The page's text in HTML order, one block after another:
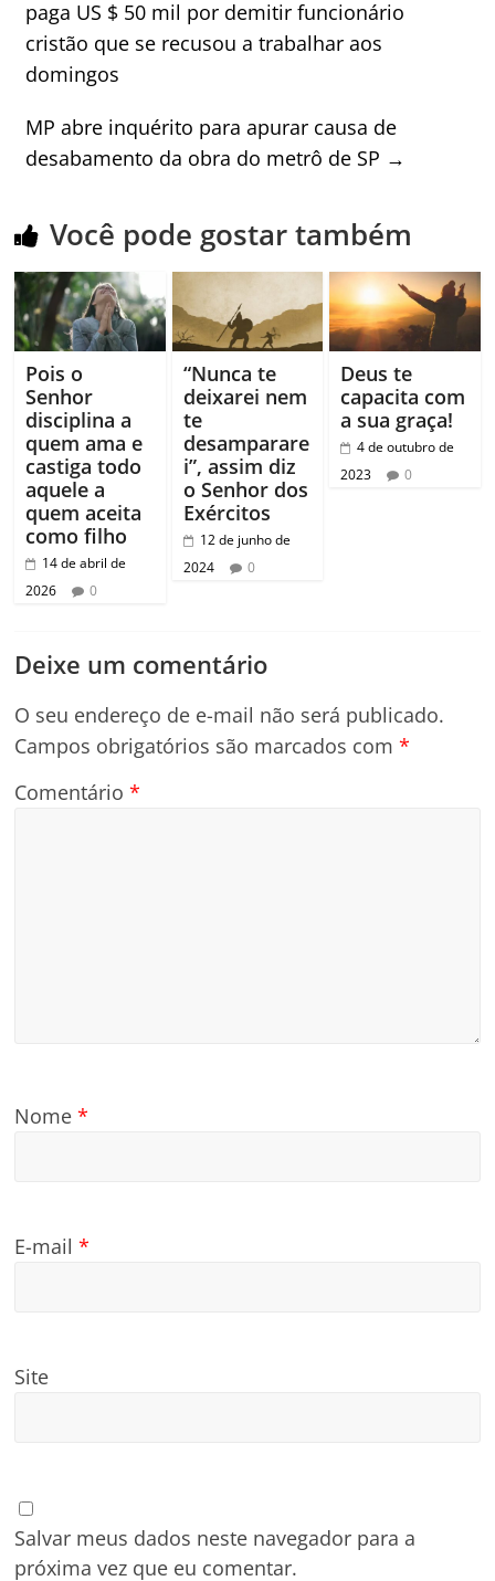
paga US $ 50 mil por demitir funcionário
cristão que se recusou a trabalhar aos
domingos
MP abre inquérito para apurar causa de
desabamento da obra do metrô de SP →
Você pode gostar também
Pois o
Senhor
disciplina a
quem ama e
castiga todo
aquele a
quem aceita
como filho
14 de abril de
2026
0
“Nunca te
deixarei nem
te
desamparare
i”, assim diz
o Senhor dos
Exércitos
12 de junho de
2024
0
Deus te
capacita com
a sua graça!
4 de outubro de
2023
0
Deixe um comentário
O seu endereço de e-mail não será publicado.
Campos obrigatórios são marcados com*
Comentário*
Nome*
E-mail*
Site
Salvar meus dados neste navegador para a
próxima vez que eu comentar.